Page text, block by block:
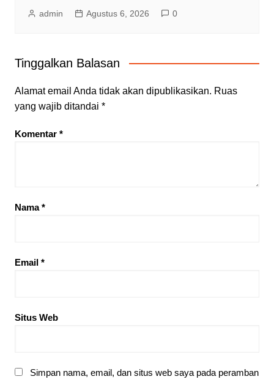
admin Agustus 6, 2026 0
Tinggalkan Balasan
Alamat email Anda tidak akan dipublikasikan. Ruas
yang wajib ditandai *
Komentar *
Nama*
Email *
Situs Web
Simpan nama, email, dan situs web saya pada peramban